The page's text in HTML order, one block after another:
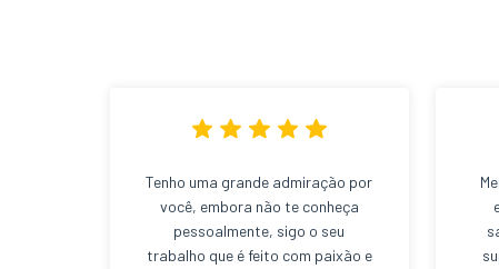
Tenho uma grande admiração por
você, embora não te conheça
pessoalmente, sigo o seu
trabalho que é feito com paixão e